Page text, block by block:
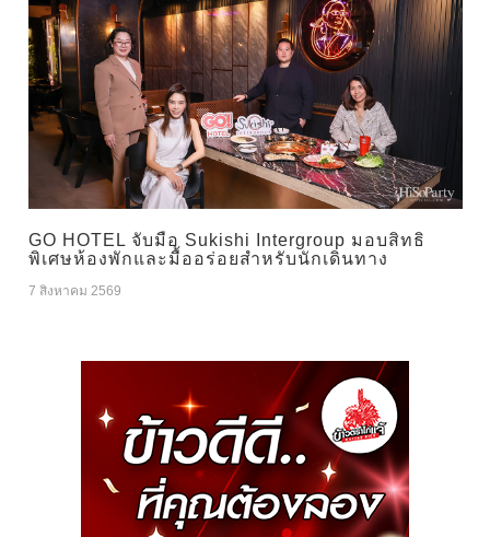
GO HOTEL จับมือ Sukishi Intergroup มอบสิทธิ
พิเศษห้องพักและมื้ออร่อยสำหรับนักเดินทาง
7 สิงหาคม 2569